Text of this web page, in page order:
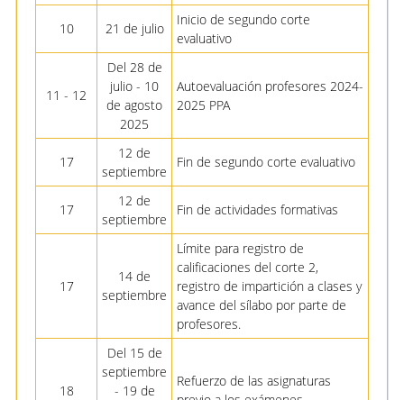
10 21 de julio
Inicio de segundo corte
evaluativo
11 - 12
Del 28 de
julio - 10
de agosto
2025
Autoevaluación profesores 2024-
2025 PPA
17
12 de
septiembre
Fin de segundo corte evaluativo
17
12 de
septiembre
Fin de actividades formativas
17
14 de
septiembre
Límite para registro de
calificaciones del corte 2,
registro de impartición a clases y
avance del sílabo por parte de
profesores.
18
Del 15 de
septiembre
- 19 de
Refuerzo de las asignaturas